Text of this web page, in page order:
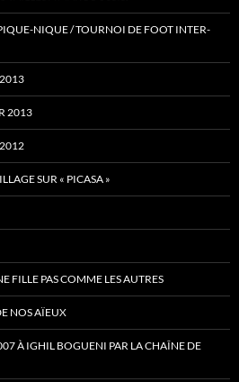
NIQUE / TOURNOI DE FOOT INTER-
2013
SUR « PICASA »
FILLE PAS COMME LES AUTRES
NOS AÏEUX
À IGHIL BOGUENI PAR LA CHAÎNE DE